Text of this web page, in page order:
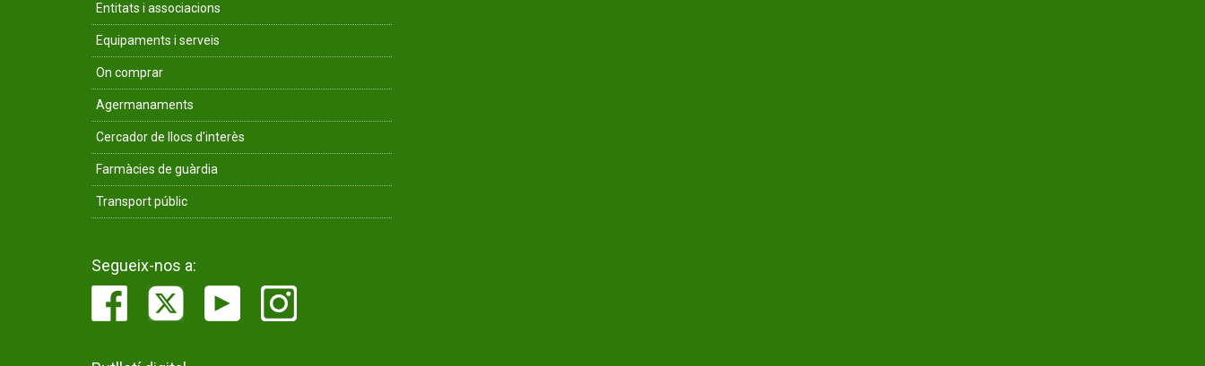
Entitats i associacions
Equipaments i serveis
On comprar
Agermanaments
Cercador de llocs d'interès
Farmàcies de guàrdia
Transport públic
Segueix-nos a: